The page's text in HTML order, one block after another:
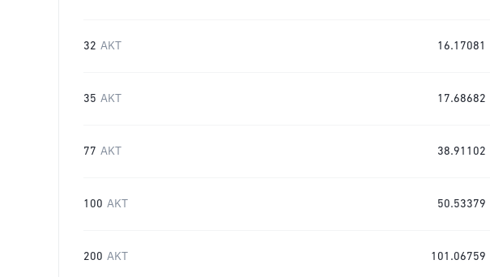
32 AKT 16.17081
35 AKT 17.68682
77 AKT 38.91102
100 AKT 50.53379
200 AKT 101.06759